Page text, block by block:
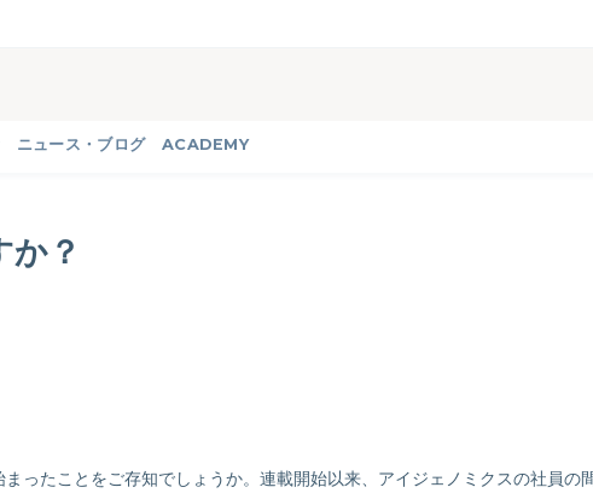
ニュース・ブログ ACADEMY
？
ったことをご存知でしょうか。連載開始以来、アイジェノミクスの社員の